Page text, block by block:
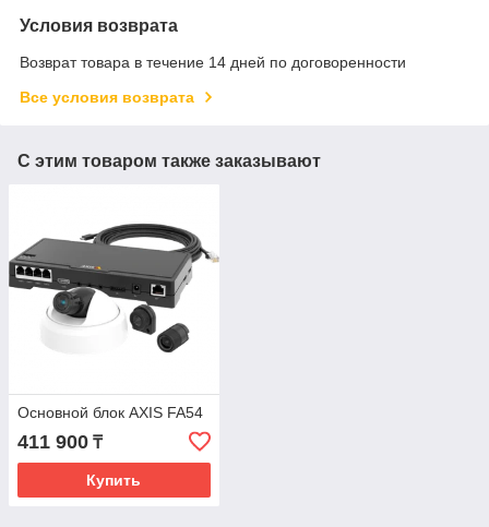
Условия возврата
Возврат товара в течение 14 дней по договоренности
Все условия возврата
С этим товаром также заказывают
Основной блок AXIS FA54
411 900 ₸
Купить